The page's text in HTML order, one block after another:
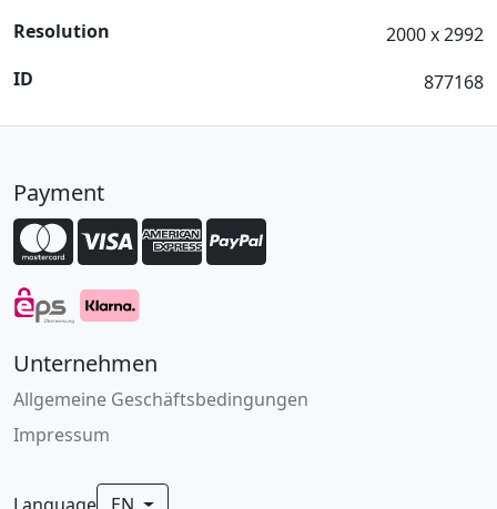
Resolution
2000 x 2992
ID
877168
Payment
Unternehmen
Allgemeine Geschäftsbedingungen
Impressum